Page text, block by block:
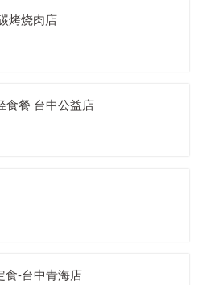
烤烧肉店
食餐 台中公益店
食-台中青海店